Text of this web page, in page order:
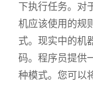
下执行任务。对
机应该使用的规
式。现实中的机
码。程序员提供
种模式。您可以